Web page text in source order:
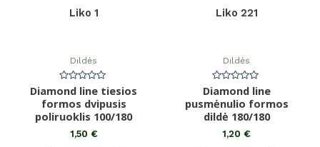
Liko 1
Dildės
Įvertinimas:
0
iš
5
Diamond line tiesios
formos dvipusis
poliruoklis 100/180
1,50 €
Liko 221
Dildės
Įvertinimas:
0
iš
5
Diamond line
pusmėnulio formos
dildė 180/180
1,20 €